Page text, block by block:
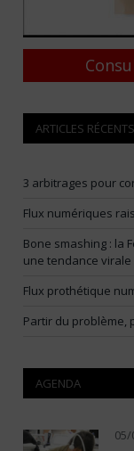
ARTICLES RÉCENTS
3 arbitrages pour
Flux numériques
Bone smashing : la
une tendance
Flux prothétique
Partir du problème,
AGENDA